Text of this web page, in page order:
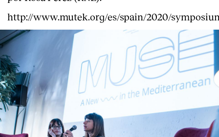
Servicios
http://www.mutek.org/es/spain/2020/